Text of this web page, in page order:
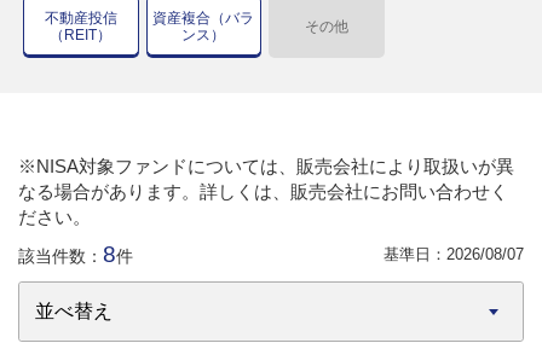
不動産投信
（REIT）
資産複合（バラ
ンス）
その他
※NISA対象ファンドについては、販売会社により取扱いが異
なる場合があります。詳しくは、販売会社にお問い合わせく
ださい。
該当件数： 8件 基準日： 2026/08/07